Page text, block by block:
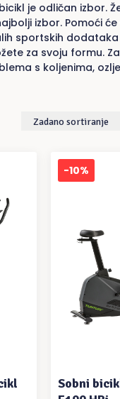
je odličan izbor.
izbor. Pomoći
sportskih
za svoju formu.
s koljenima,
Zadano sortiranje
-10%
DODAJ U
Sobni